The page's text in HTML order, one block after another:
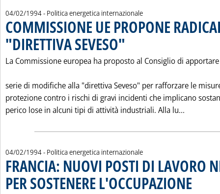
04/02/1994- Politica energetica internazionale
COMMISSIONE UE PROPONE
"DIRETTIVA SEVESO"
La Commissione europea ha proposto al Consiglio di
serie di modifiche alla "direttiva Seveso" per rafforzare le
protezione contro i rischi di gravi incidenti che implicano
perico lose in alcuni tipi di attività industriali. Alla lu...
04/02/1994- Politica energetica internazionale
FRANCIA: NUOVI POSTI DI LAVORO
PER SOSTENERE L'OCCUPAZIONE